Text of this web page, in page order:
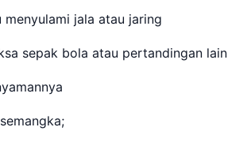
menyulami jala atau jaring
sepak bola atau pertandingan lain